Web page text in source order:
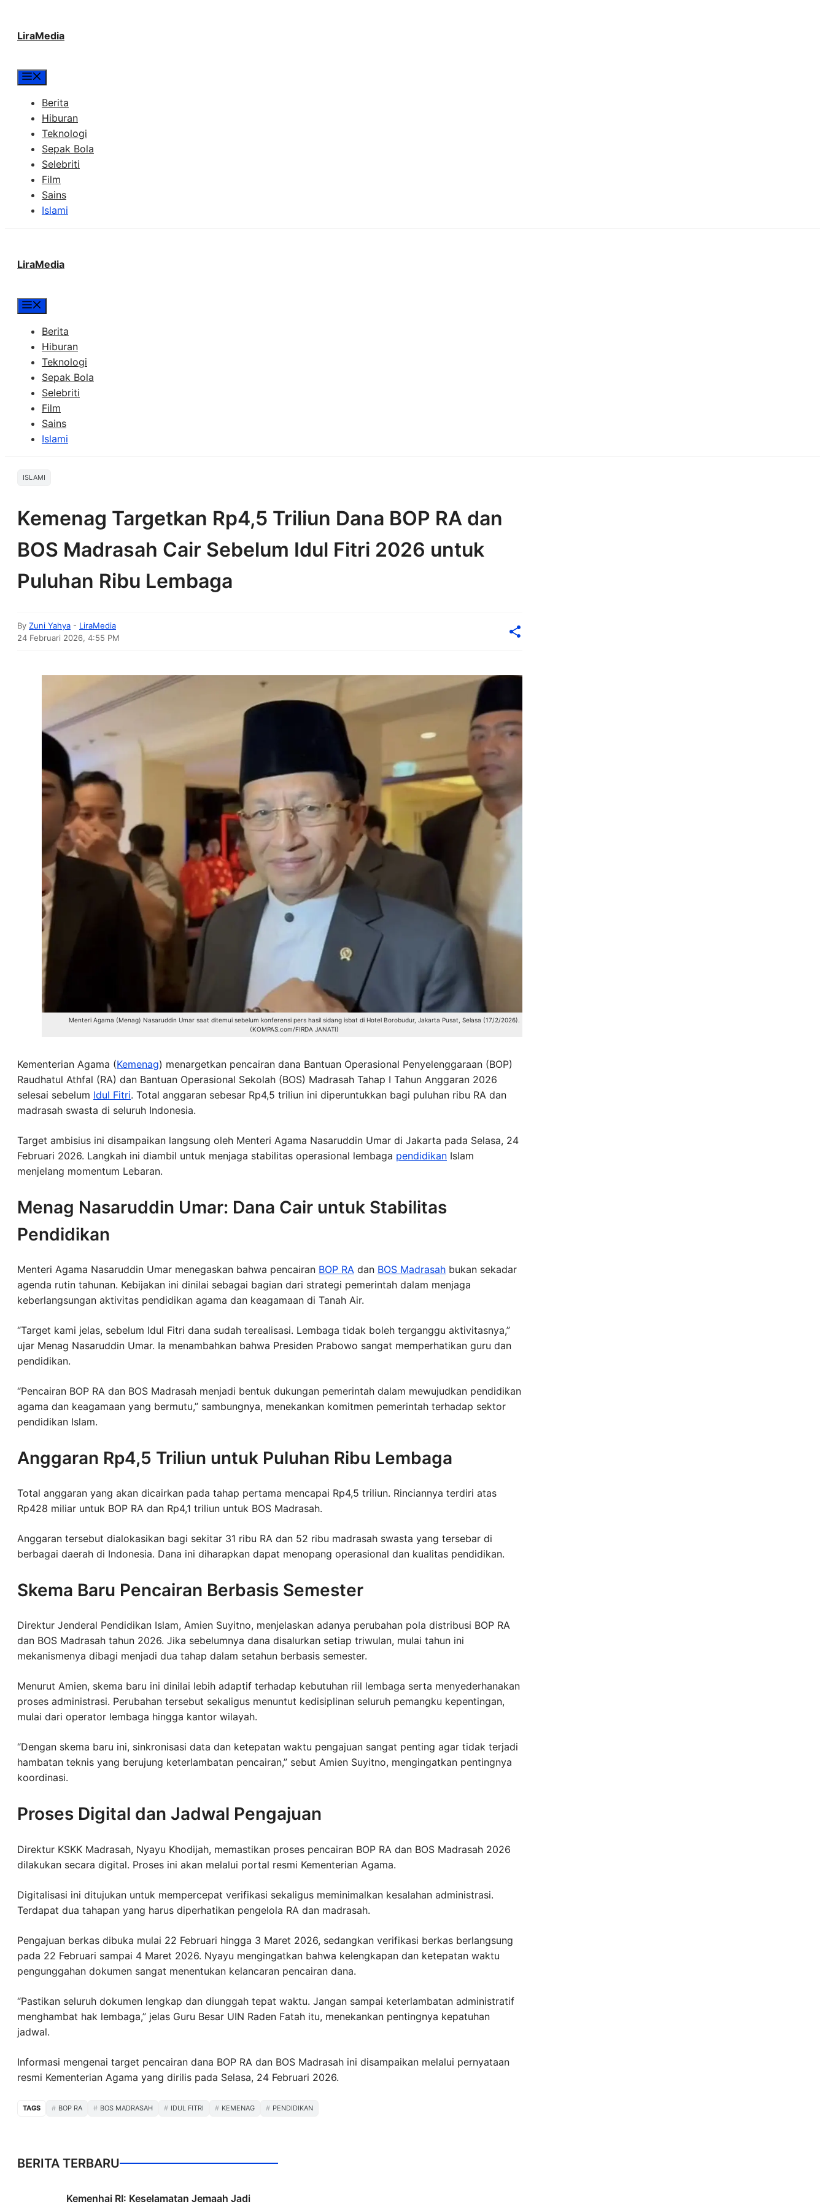
LiraMedia
Berita
Hiburan
Teknologi
Sepak Bola
Selebriti
Film
Sains
Islami
LiraMedia
Berita
Hiburan
Teknologi
Sepak Bola
Selebriti
Film
Sains
Islami
ISLAMI
Kemenag Targetkan Rp4,5 Triliun Dana BOP RA dan
BOS Madrasah Cair Sebelum Idul Fitri 2026 untuk
Puluhan Ribu Lembaga
By Zuni Yahya - LiraMedia
24 Februari 2026, 4:55 PM
Menteri Agama (Menag) Nasaruddin Umar saat ditemui sebelum konferensi pers hasil sidang isbat di Hotel Borobudur, Jakarta Pusat, Selasa (17/2/2026).
(KOMPAS.com/FIRDA JANATI)
Kementerian Agama (Kemenag) menargetkan pencairan dana Bantuan Operasional Penyelenggaraan (BOP)
Raudhatul Athfal (RA) dan Bantuan Operasional Sekolah (BOS) Madrasah Tahap I Tahun Anggaran 2026
selesai sebelum Idul Fitri. Total anggaran sebesar Rp4,5 triliun ini diperuntukkan bagi puluhan ribu RA dan
madrasah swasta di seluruh Indonesia.
Target ambisius ini disampaikan langsung oleh Menteri Agama Nasaruddin Umar di Jakarta pada Selasa, 24
Februari 2026. Langkah ini diambil untuk menjaga stabilitas operasional lembaga pendidikan Islam
menjelang momentum Lebaran.
Menag Nasaruddin Umar: Dana Cair untuk Stabilitas
Pendidikan
Menteri Agama Nasaruddin Umar menegaskan bahwa pencairan BOP RA dan BOS Madrasah bukan sekadar
agenda rutin tahunan. Kebijakan ini dinilai sebagai bagian dari strategi pemerintah dalam menjaga
keberlangsungan aktivitas pendidikan agama dan keagamaan di Tanah Air.
“Target kami jelas, sebelum Idul Fitri dana sudah terealisasi. Lembaga tidak boleh terganggu aktivitasnya,”
ujar Menag Nasaruddin Umar. Ia menambahkan bahwa Presiden Prabowo sangat memperhatikan guru dan
pendidikan.
“Pencairan BOP RA dan BOS Madrasah menjadi bentuk dukungan pemerintah dalam mewujudkan pendidikan
agama dan keagamaan yang bermutu,” sambungnya, menekankan komitmen pemerintah terhadap sektor
pendidikan Islam.
Anggaran Rp4,5 Triliun untuk Puluhan Ribu Lembaga
Total anggaran yang akan dicairkan pada tahap pertama mencapai Rp4,5 triliun. Rinciannya terdiri atas
Rp428 miliar untuk BOP RA dan Rp4,1 triliun untuk BOS Madrasah.
Anggaran tersebut dialokasikan bagi sekitar 31 ribu RA dan 52 ribu madrasah swasta yang tersebar di
berbagai daerah di Indonesia. Dana ini diharapkan dapat menopang operasional dan kualitas pendidikan.
Skema Baru Pencairan Berbasis Semester
Direktur Jenderal Pendidikan Islam, Amien Suyitno, menjelaskan adanya perubahan pola distribusi BOP RA
dan BOS Madrasah tahun 2026. Jika sebelumnya dana disalurkan setiap triwulan, mulai tahun ini
mekanismenya dibagi menjadi dua tahap dalam setahun berbasis semester.
Menurut Amien, skema baru ini dinilai lebih adaptif terhadap kebutuhan riil lembaga serta menyederhanakan
proses administrasi. Perubahan tersebut sekaligus menuntut kedisiplinan seluruh pemangku kepentingan,
mulai dari operator lembaga hingga kantor wilayah.
“Dengan skema baru ini, sinkronisasi data dan ketepatan waktu pengajuan sangat penting agar tidak terjadi
hambatan teknis yang berujung keterlambatan pencairan,” sebut Amien Suyitno, mengingatkan pentingnya
koordinasi.
Proses Digital dan Jadwal Pengajuan
Direktur KSKK Madrasah, Nyayu Khodijah, memastikan proses pencairan BOP RA dan BOS Madrasah 2026
dilakukan secara digital. Proses ini akan melalui portal resmi Kementerian Agama.
Digitalisasi ini ditujukan untuk mempercepat verifikasi sekaligus meminimalkan kesalahan administrasi.
Terdapat dua tahapan yang harus diperhatikan pengelola RA dan madrasah.
Pengajuan berkas dibuka mulai 22 Februari hingga 3 Maret 2026, sedangkan verifikasi berkas berlangsung
pada 22 Februari sampai 4 Maret 2026. Nyayu mengingatkan bahwa kelengkapan dan ketepatan waktu
pengunggahan dokumen sangat menentukan kelancaran pencairan dana.
“Pastikan seluruh dokumen lengkap dan diunggah tepat waktu. Jangan sampai keterlambatan administratif
menghambat hak lembaga,” jelas Guru Besar UIN Raden Fatah itu, menekankan pentingnya kepatuhan
jadwal.
Informasi mengenai target pencairan dana BOP RA dan BOS Madrasah ini disampaikan melalui pernyataan
resmi Kementerian Agama yang dirilis pada Selasa, 24 Februari 2026.
TAGS BOP RA BOS MADRASAH IDUL FITRI KEMENAG PENDIDIKAN
BERITA TERBARU
Kemenhaj RI: Keselamatan Jemaah Jadi